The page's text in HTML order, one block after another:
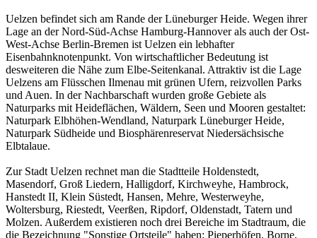
Uelzen befindet sich am Rande der Lüneburger Heide. Wegen ihrer
Lage an der Nord-Süd-Achse Hamburg-Hannover als auch der Ost-
West-Achse Berlin-Bremen ist Uelzen ein lebhafter
Eisenbahnknotenpunkt. Von wirtschaftlicher Bedeutung ist
desweiteren die Nähe zum Elbe-Seitenkanal. Attraktiv ist die Lage
Uelzens am Flüsschen Ilmenau mit grünen Ufern, reizvollen Parks
und Auen. In der Nachbarschaft wurden große Gebiete als
Naturparks mit Heideflächen, Wäldern, Seen und Mooren gestaltet:
Naturpark Elbhöhen-Wendland, Naturpark Lüneburger Heide,
Naturpark Südheide und Biosphärenreservat Niedersächsische
Elbtalaue.
Zur Stadt Uelzen rechnet man die Stadtteile Holdenstedt,
Masendorf, Groß Liedern, Halligdorf, Kirchweyhe, Hambrock,
Hanstedt II, Klein Süstedt, Hansen, Mehre, Westerweyhe,
Woltersburg, Riestedt, Veerßen, Ripdorf, Oldenstadt, Tatern und
Molzen. Außerdem existieren noch drei Bereiche im Stadtraum, die
die Bezeichnung "Sonstige Ortsteile" haben: Pieperhöfen, Borne,